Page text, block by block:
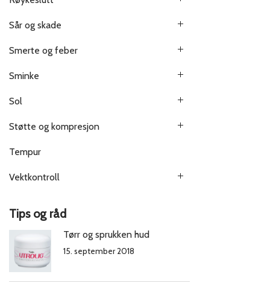
Sår og skade
Smerte og feber
Sminke
Sol
Støtte og kompresjon
Tempur
Vektkontroll
Tips og råd
Tørr og sprukken hud
15. september 2018